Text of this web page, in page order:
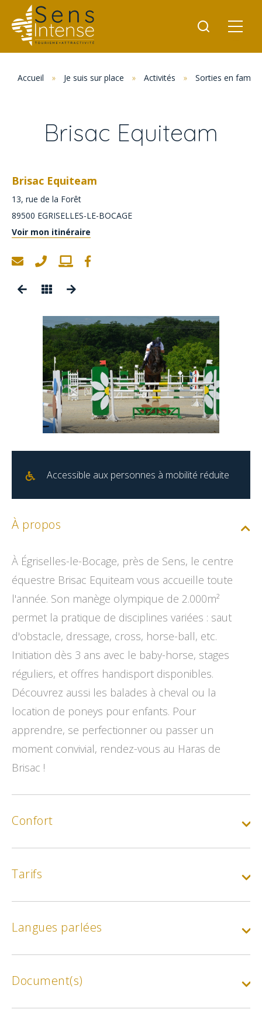
Accueil » Je suis sur place » Activités » Sorties en famille
Brisac Equiteam
Brisac Equiteam
13, rue de la Forêt
89500 EGRISELLES-LE-BOCAGE
Voir mon itinéraire
Accessible aux personnes à mobilité réduite
À propos
À Égriselles-le-Bocage, près de Sens, le centre
équestre Brisac Equiteam vous accueille toute
l'année. Son manège olympique de 2.000m²
permet la pratique de disciplines variées : saut
d'obstacle, dressage, cross, horse-ball, etc.
Initiation dès 3 ans avec le baby-horse, stages
réguliers, et offres handisport disponibles.
Découvrez aussi les balades à cheval ou la
location de poneys pour enfants. Pour
apprendre, se perfectionner ou passer un
moment convivial, rendez-vous au Haras de
Brisac !
Confort
Tarifs
Langues parlées
Document(s)